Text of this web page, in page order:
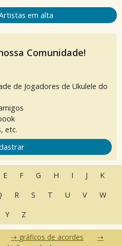
em alta
Comunidade!
de Jogadores de Ukulele do
etc.
E F G H I J
K
R S T U V
W
Y Z
gráficos de acordes